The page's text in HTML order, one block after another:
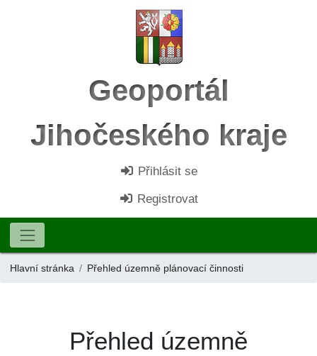
Geoportál
Jihočeského kraje
Přihlásit se
Registrovat
Hlavní stránka Přehled územně plánovací činnosti
Přehled územně